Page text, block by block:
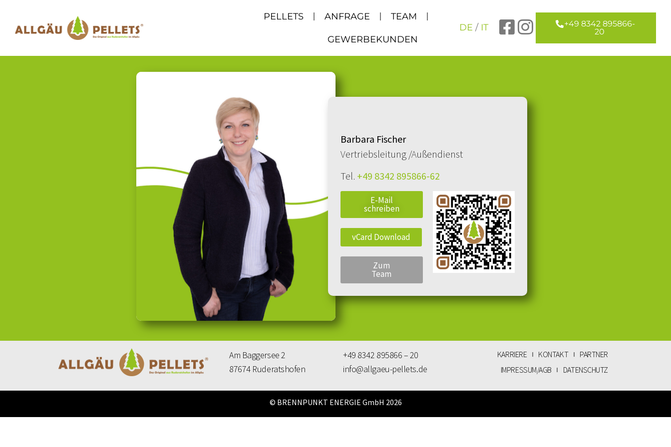
PELLETS ANFRAGE TEAM
GEWERBEKUNDEN
DE / IT
+49 8342 895866-
20
Barbara Fischer
Vertriebsleitung /Außendienst
Tel. +49 8342 895866-62
E-Mail
schreiben
vCard Download
Zum
Team
Am Baggersee 2
87674 Ruderatshofen
+49 8342 895866 – 20
info@allgaeu-pellets.de
KARRIERE KONTAKT
PARTNER
IMPRESSUM/AGB
DATENSCHUTZ
© BRENNPUNKT ENERGIE GmbH 2026